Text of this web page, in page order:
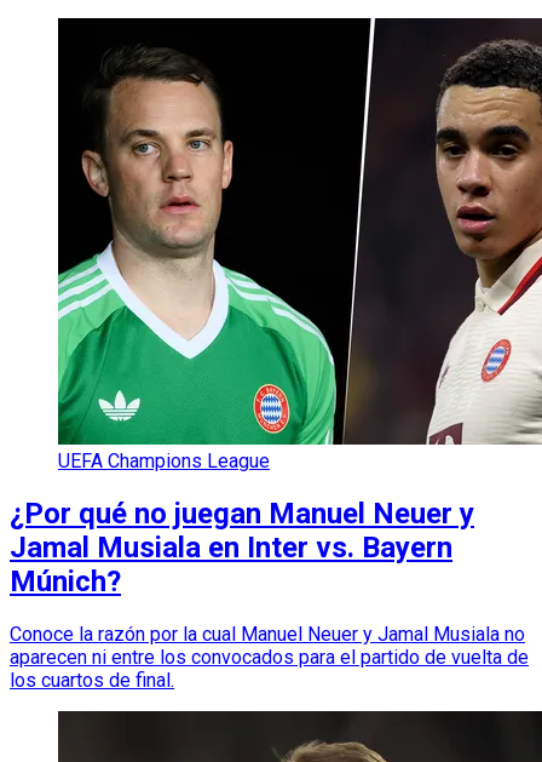
UEFA Champions League
¿Por qué no juegan Manuel Neuer y
Jamal Musiala en Inter vs. Bayern
Múnich?
Conoce la razón por la cual Manuel Neuer y Jamal Musiala no
aparecen ni entre los convocados para el partido de vuelta de
los cuartos de final.